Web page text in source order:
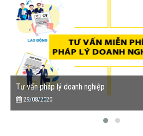
Tư vấn pháp lý doanh nghiệp
29/08/2020